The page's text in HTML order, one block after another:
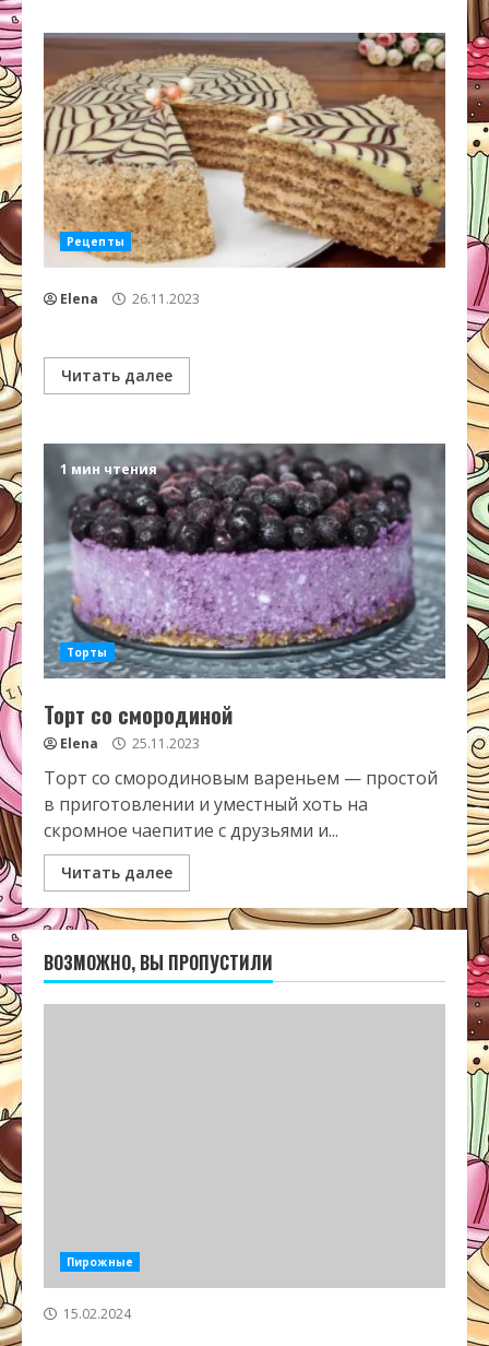
Рецепты
Elena 26.11.2023
Читать далее
1 мин чтения
Торты
Торт со смородиной
Elena 25.11.2023
Торт со смородиновым вареньем — простой
в приготовлении и уместный хоть на
скромное чаепитие с друзьями и...
Читать далее
ВОЗМОЖНО, ВЫ ПРОПУСТИЛИ
Пирожные
15.02.2024